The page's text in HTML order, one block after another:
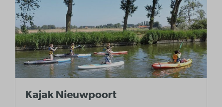
Kajak Nieuwpoort